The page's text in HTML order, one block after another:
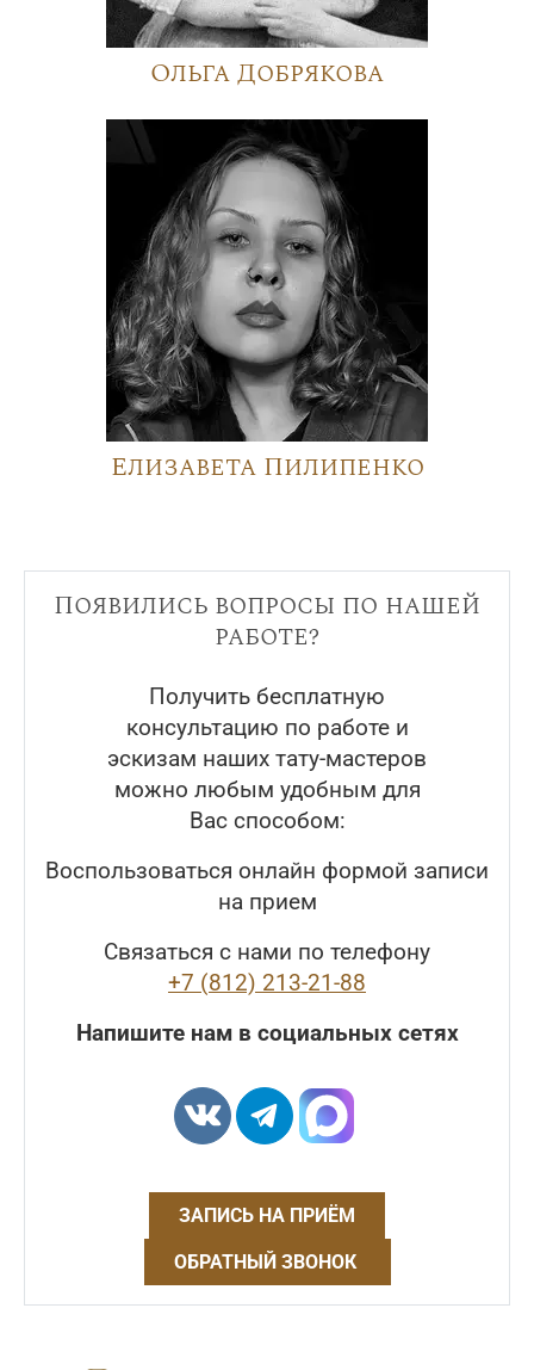
Ольга Добрякова
Елизавета Пилипенко
Появились вопросы по нашей
работе?
Получить бесплатную
консультацию по работе и
эскизам наших тату-мастеров
можно любым удобным для
Вас способом:
Воспользоваться онлайн формой записи
на прием
Связаться с нами по телефону
+7 (812) 213-21-88
Напишите нам в социальных сетях
ЗАПИСЬ НА ПРИЁМ
ОБРАТНЫЙ ЗВОНОК